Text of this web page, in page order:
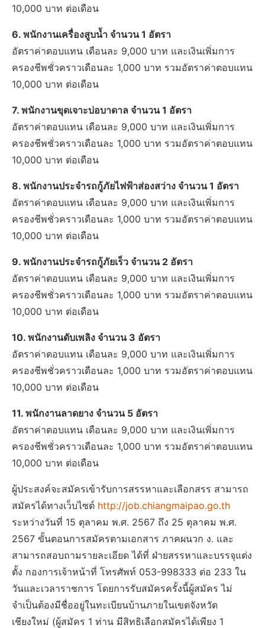
10,000 บาท ต่อเดือน
6. พนักงานเครื่องสูบน้ำ จำนวน 1 อัตรา
อัตราค่าตอบแทน เดือนละ 9,000 บาท และเงินเพิ่มการ
ครองชีพชั่วคราวเดือนละ 1,000 บาท รวมอัตราค่าตอบแทน
10,000 บาท ต่อเดือน
7. พนักงานขุดเจาะบ่อบาดาล จำนวน 1 อัตรา
อัตราค่าตอบแทน เดือนละ 9,000 บาท และเงินเพิ่มการ
ครองชีพชั่วคราวเดือนละ 1,000 บาท รวมอัตราค่าตอบแทน
10,000 บาท ต่อเดือน
8. พนักงานประจำรถกู้ภัยไฟฟ้าส่องสว่าง จำนวน 1 อัตรา
อัตราค่าตอบแทน เดือนละ 9,000 บาท และเงินเพิ่มการ
ครองชีพชั่วคราวเดือนละ 1,000 บาท รวมอัตราค่าตอบแทน
10,000 บาท ต่อเดือน
9. พนักงานประจำรถกู้ภัยเร็ว จำนวน 2 อัตรา
อัตราค่าตอบแทน เดือนละ 9,000 บาท และเงินเพิ่มการ
ครองชีพชั่วคราวเดือนละ 1,000 บาท รวมอัตราค่าตอบแทน
10,000 บาท ต่อเดือน
10. พนักงานดับเพลิง จำนวน 3 อัตรา
อัตราค่าตอบแทน เดือนละ 9,000 บาท และเงินเพิ่มการ
ครองชีพชั่วคราวเดือนละ 1,000 บาท รวมอัตราค่าตอบแทน
10,000 บาท ต่อเดือน
11. พนักงานลาดยาง จำนวน 5 อัตรา
อัตราค่าตอบแทน เดือนละ 9,000 บาท และเงินเพิ่มการ
ครองชีพชั่วคราวเดือนละ 1,000 บาท รวมอัตราค่าตอบแทน
10,000 บาท ต่อเดือน
ผู้ประสงค์จะสมัครเข้ารับการสรรหาและเลือกสรร สามารถ
สมัครได้ทางเว็บไซต์ http://job.chiangmaipao.go.th
ระหว่างวันที่ 15 ตุลาคม พ.ศ. 2567 ถึง 25 ตุลาคม พ.ศ.
2567 ขั้นตอนการสมัครตามเอกสาร ภาคผนวก ง. และ
สามารถสอบถามรายละเอียด ได้ที่ ฝ่ายสรรหาและบรรจุแต่ง
ตั้ง กองการเจ้าหน้าที่ โทรศัพท์ 053-998333 ต่อ 233 ใน
วันและเวลาราชการ โดยการรับสมัครครั้งนี้ผู้สมัคร ไม่
จำเป็นต้องมีชื่ออยู่ในทะเบียนบ้านภายในเขตจังหวัด
เชียงใหม่ (ผู้สมัคร 1 ท่าน มีสิทธิเลือกสมัครได้เพียง 1